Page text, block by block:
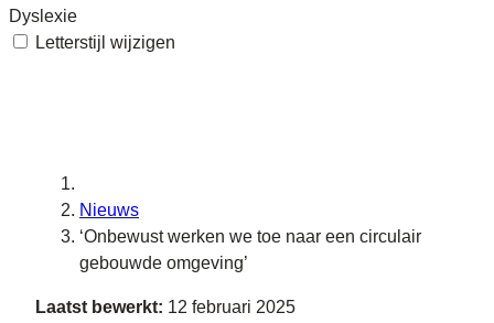
Dyslexie
Letterstijl wijzigen
Nieuws
‘Onbewust werken we toe naar een circulair
gebouwde omgeving’
Laatst bewerkt: 12 februari 2025